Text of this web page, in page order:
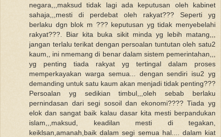
negara,,,maksud tidak lagi ada keputusan oleh kabinet
sahaja,,,mesti di perdebat oleh rakyat??? Seperti yg
berlaku dgn blok m ??? keputusan yg tidak menyebelahi
rakyat???. Biar kita buka sikit minda yg lebih matang,,,
jangan terlalu terikat dengan persoalan tuntutan oleh satu2
kaum,, ini nmemang di benar dalam sistem pemerintahan,,,
yg penting tiada rakyat yg tertingal dalam proses
memperkayakan warga semua... dengan sendiri isu2 yg
demanding untuk satu kaum akan menjadi tidak penting???
Persoalan yg sedikian timbul,,,oleh sebab berlaku
pernindasan dari segi sosoil dan ekonomi???? Tiada yg
elok dan sangat baik kalau dasar kita mesti berpandukan
islam,,,maksud, keadilan mesti di tegakan,
keiklsan,amanah,baik dalam segi semua hal.... dalam kiat